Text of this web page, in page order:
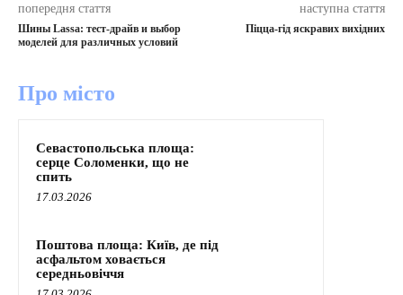
попередня стаття
Шины Lassa: тест-драйв и выбор
моделей для различных условий
наступна стаття
Піцца-гід яскравих вихідних
Про місто
Севастопольська площа:
серце Соломенки, що не
спить
17.03.2026
Поштова площа: Київ, де під
асфальтом ховається
середньовіччя